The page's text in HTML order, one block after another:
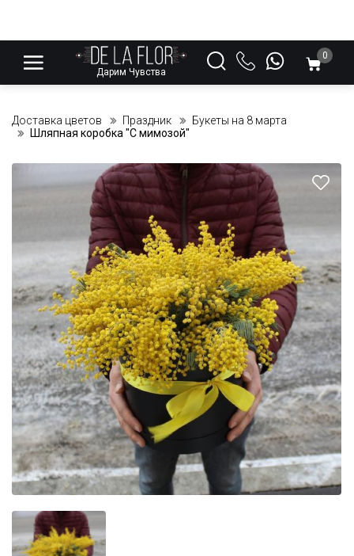
Дарим Чувства
0
Доставка цветов Праздник
Букеты на 8 марта
Шляпная коробка "С мимозой"